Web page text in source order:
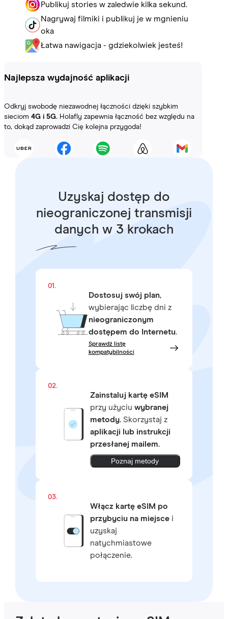
Publikuj stories w zaledwie kilka sekund.
Nagrywaj filmiki i publikuj je w mgnieniu
oka
Łatwa nawigacja - gdziekolwiek jesteś!
Najlepsza wydajność aplikacji
Odkryj swobodę niezawodnej łączności dzięki szybkim
sieciom 4G i 5G. Holafly zapewnia łączność bez względu na
to, dokąd zaprowadzi Cię kolejna przygoda!
Uzyskaj dostęp do
nieograniczonej transmisji
danych w 3 krokach
01.
Dostosuj swój plan,
wybierając liczbę dni z
nieograniczonym
dostępem do Internetu.
Sprawdź listę
kompatybilności
02.
Zainstaluj kartę eSIM
przy użyciu wybranej
metody.Skorzystaj z
aplikacji lub instrukcji
przesłanej mailem.
Poznaj metody
03.
Włącz kartę eSIM po
przybyciu na miejscei
uzyskaj
natychmiastowe
połączenie.